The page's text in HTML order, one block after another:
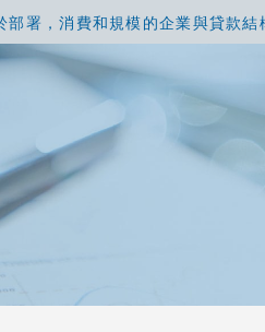
署，消費和規模的企業與貸款